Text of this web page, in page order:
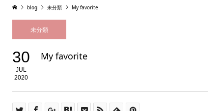
blog 未分類 My favorite
未分類
30
JUL
2020
My favorite